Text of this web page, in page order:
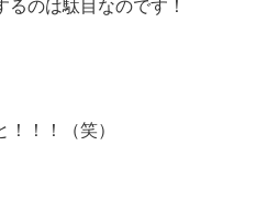
のは駄目なのです！
！！（笑）